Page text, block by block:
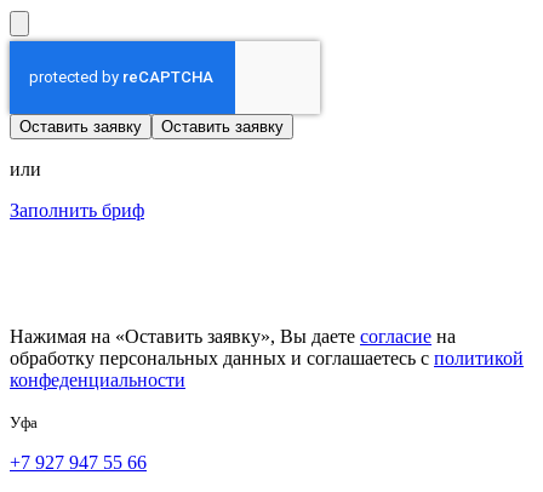
Оставить заявку Оставить заявку
или
Заполнить бриф
Нажимая на «Оставить заявку», Вы даете согласие на
обработку персональных данных и соглашаетесь с политикой
конфеденциальности
Уфа
+7 927 947 55 66